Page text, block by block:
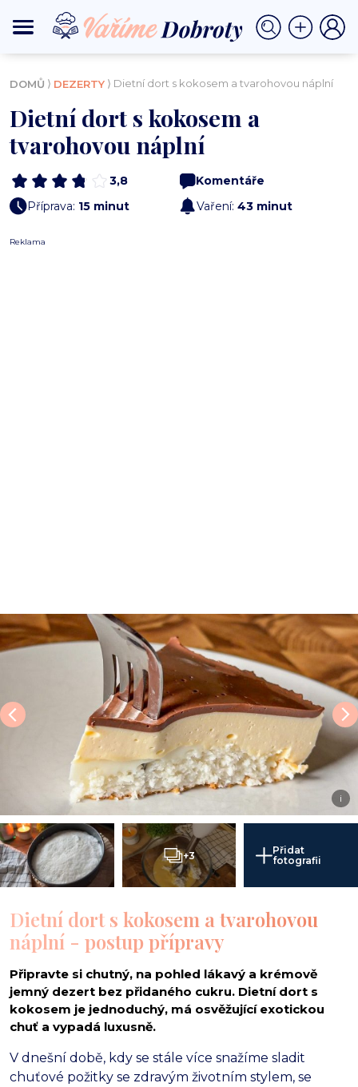
DOMŮ ⟩ DEZERTY ⟩ Dietní dort s kokosem a tvarohovou náplní
Dietní dort s kokosem a
tvarohovou náplní
3,8
Komentáře
Příprava: 15 minut Vaření: 43 minut
Reklama
i
+3
Přidat
fotografii
Dietní dort s kokosem a tvarohovou
náplní - postup přípravy
Připravte si chutný, na pohled lákavý a krémově
jemný dezert bez přidaného cukru. Dietní dort s
kokosem je jednoduchý, má osvěžující exotickou
chuť a vypadá luxusně.
V dnešní době, kdy se stále více snažíme sladit
chuťové požitky se zdravým životním stylem, se